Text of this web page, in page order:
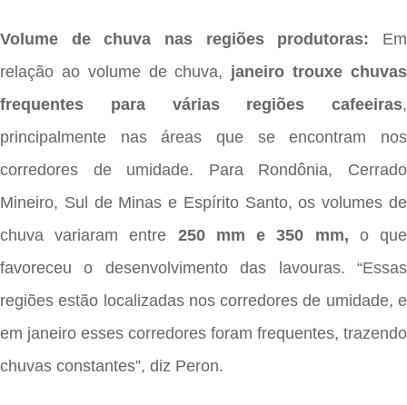
Volume de chuva nas regiões produtoras: Em
relação ao volume de chuva, janeiro trouxe chuvas
frequentes para várias regiões cafeeiras,
principalmente nas áreas que se encontram nos
corredores de umidade. Para Rondônia, Cerrado
Mineiro, Sul de Minas e Espírito Santo, os volumes de
chuva variaram entre 250 mm e 350 mm, o que
favoreceu o desenvolvimento das lavouras. “Essas
regiões estão localizadas nos corredores de umidade, e
em janeiro esses corredores foram frequentes, trazendo
chuvas constantes”, diz Peron.